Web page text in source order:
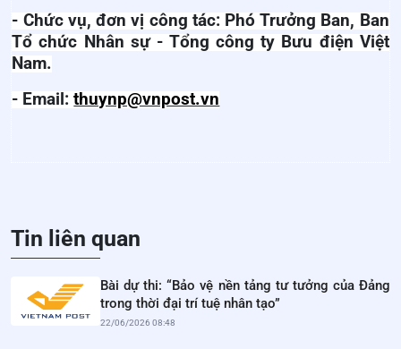
- Chức vụ, đơn vị công tác: Phó Trưởng Ban, Ban
Tổ chức Nhân sự - Tổng công ty Bưu điện Việt
Nam.
- Email:thuynp@vnpost.vn
Tin liên quan
Bài dự thi: “Bảo vệ nền tảng tư tưởng của Đảng
trong thời đại trí tuệ nhân tạo”
22/06/2026 08:48